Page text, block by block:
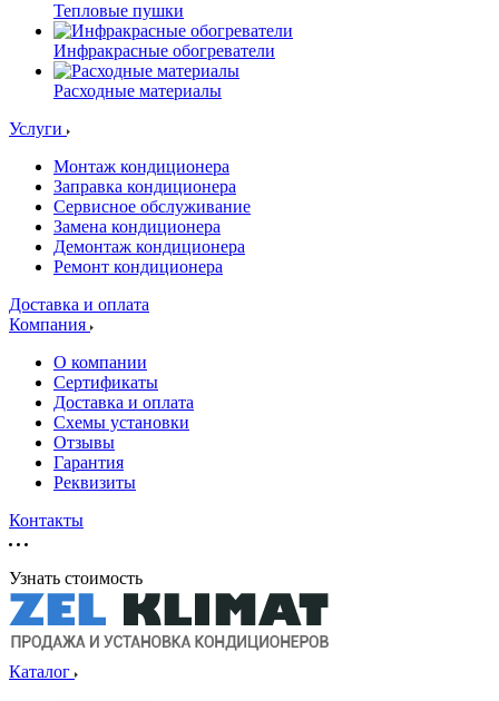
Тепловые пушки
Инфракрасные обогреватели
Расходные материалы
Услуги
Монтаж кондиционера
Заправка кондиционера
Сервисное обслуживание
Замена кондиционера
Демонтаж кондиционера
Ремонт кондиционера
Доставка и оплата
Компания
О компании
Сертификаты
Доставка и оплата
Схемы установки
Отзывы
Гарантия
Реквизиты
Контакты
Узнать стоимость
Каталог